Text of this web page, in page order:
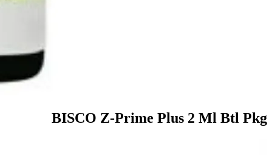
BISCO Z-Prime Plus 2 Ml Btl Pkg